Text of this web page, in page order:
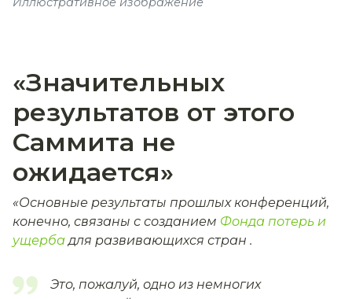
«Значительных
результатов от этого
Саммита не
ожидается»
«Основные результаты прошлых конференций,
конечно, связаны с созданием Фонда потерь и
ущерба для развивающихся стран .
Это, пожалуй, одно из немногих